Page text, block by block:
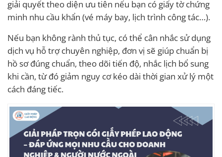
giải quyết theo diện ưu tiên nếu bạn có giấy tờ chứng
minh nhu cầu khẩn (vé máy bay, lịch trình công tác…).
Nếu bạn không rành thủ tục, có thể cân nhắc sử dụng
dịch vụ hỗ trợ chuyên nghiệp, đơn vị sẽ giúp chuẩn bị
hồ sơ đúng chuẩn, theo dõi tiến độ, nhắc lịch bổ sung
khi cần, từ đó giảm nguy cơ kéo dài thời gian xử lý một
cách đáng tiếc.